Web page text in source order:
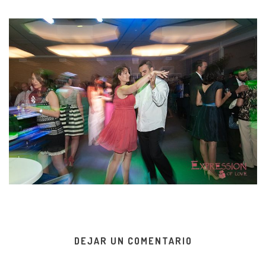
DEJAR UN COMENTARIO